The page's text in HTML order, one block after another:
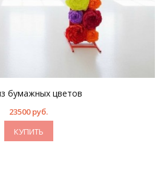
бумажных цветов
23500 руб.
КУПИТЬ